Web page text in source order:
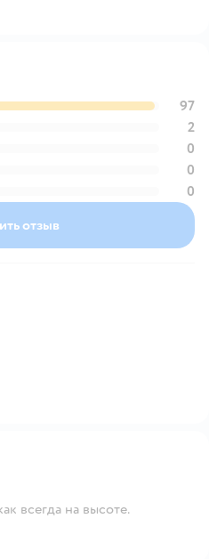
97
2
0
0
0
отзыв
всегда на высоте.